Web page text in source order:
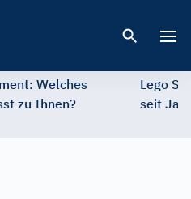
Welches
zu Ihnen?
Lego
seit